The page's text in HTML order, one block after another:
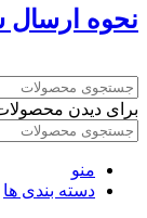
نحوه
برای دیدن
منو
دسته بندی ها